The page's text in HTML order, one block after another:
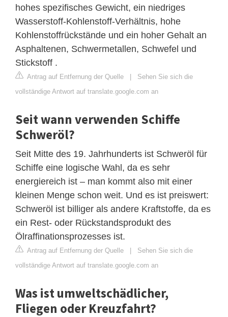
hohes spezifisches Gewicht, ein niedriges
Wasserstoff-Kohlenstoff-Verhältnis, hohe
Kohlenstoffrückstände und ein hoher Gehalt an
Asphaltenen, Schwermetallen, Schwefel und
Stickstoff .
Antrag auf Entfernung der Quelle | Sehen Sie sich die
vollständige Antwort auf translate.google.com an
Seit wann verwenden Schiffe
Schweröl?
Seit Mitte des 19. Jahrhunderts ist Schweröl für
Schiffe eine logische Wahl, da es sehr
energiereich ist – man kommt also mit einer
kleinen Menge schon weit. Und es ist preiswert:
Schweröl ist billiger als andere Kraftstoffe, da es
ein Rest- oder Rückstandsprodukt des
Ölraffinationsprozesses ist.
Antrag auf Entfernung der Quelle | Sehen Sie sich die
vollständige Antwort auf translate.google.com an
Was ist umweltschädlicher,
Fliegen oder Kreuzfahrt?